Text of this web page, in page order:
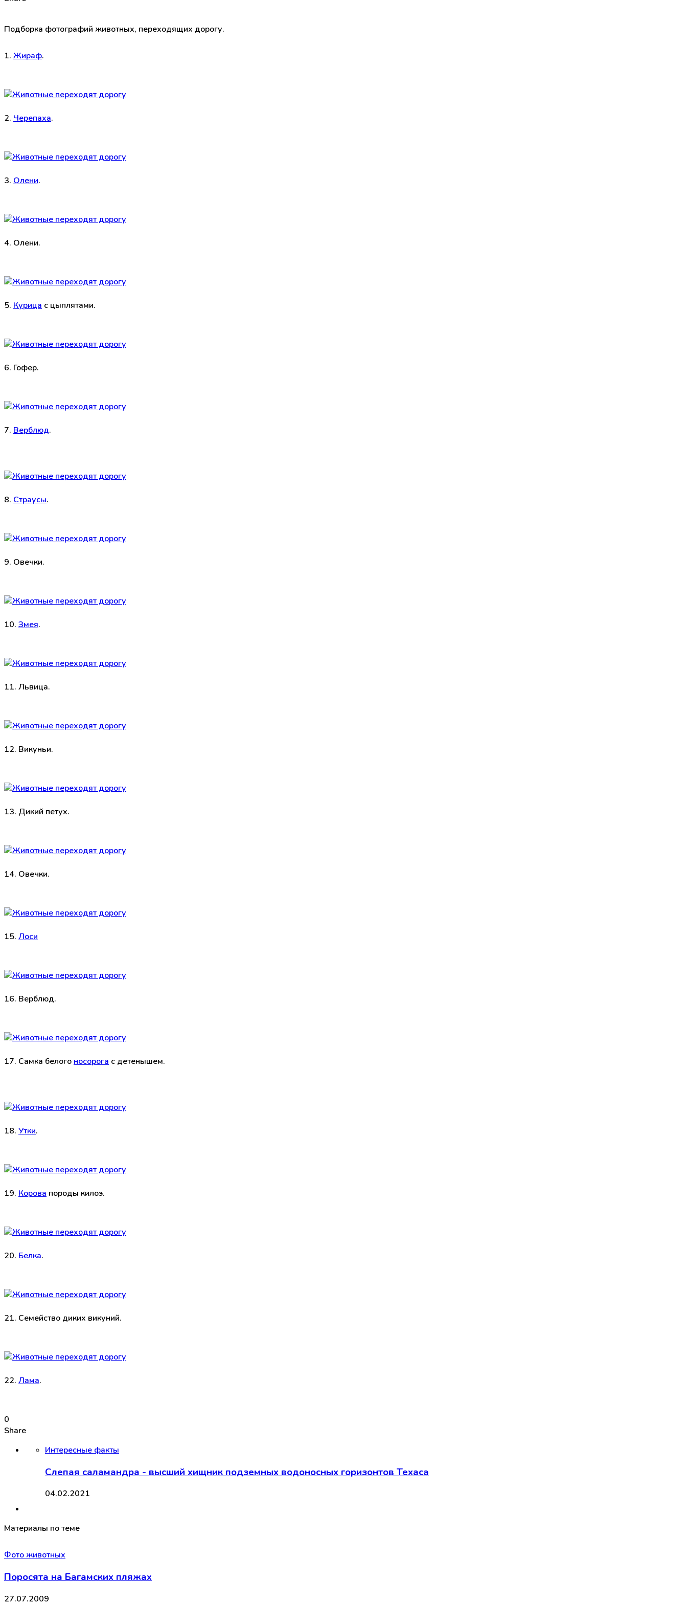
Подборка фотографий животных, переходящих дорогу.
1. Жираф.
2. Черепаха.
3. Олени.
4. Олени.
5. Курица с цыплятами.
6. Гофер.
7. Верблюд.
8. Страусы.
9. Овечки.
10. Змея.
11. Львица.
12. Викуньи.
13. Дикий петух.
14. Овечки.
15. Лоси
16. Верблюд.
17. Самка белого носорога с детенышем.
18. Утки.
19. Корова породы килоэ.
20. Белка.
21. Семейство диких викуний.
22. Лама.
0
Share
Интересные факты
Слепая саламандра - высший хищник подземных водоносных горизонтов Техаса
04.02.2021
Материалы по теме
Фото животных
Поросята на Багамских пляжах
27.07.2009